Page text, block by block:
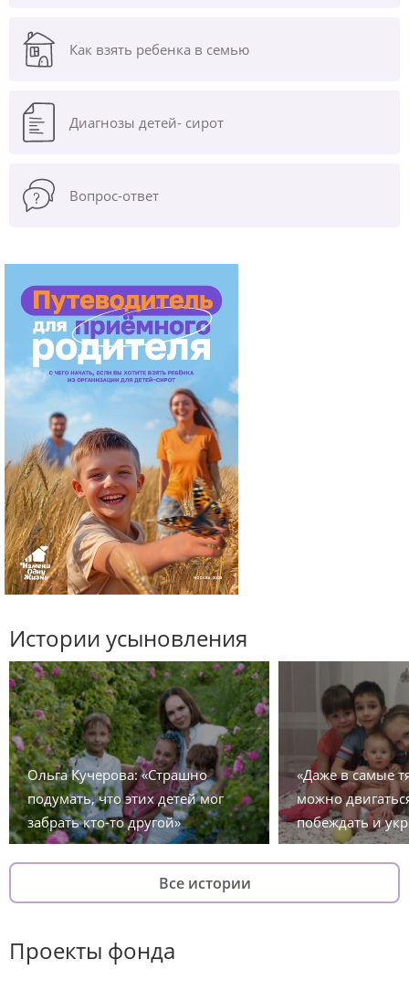
Как взять ребенка в семью
Диагнозы детей- сирот
Вопрос-ответ
Истории усыновления
Ольга Кучерова: «Страшно
подумать, что этих детей мог
забрать кто-то другой»
«Даже в самые
можно
побеждать и
Все истории
Проекты фонда